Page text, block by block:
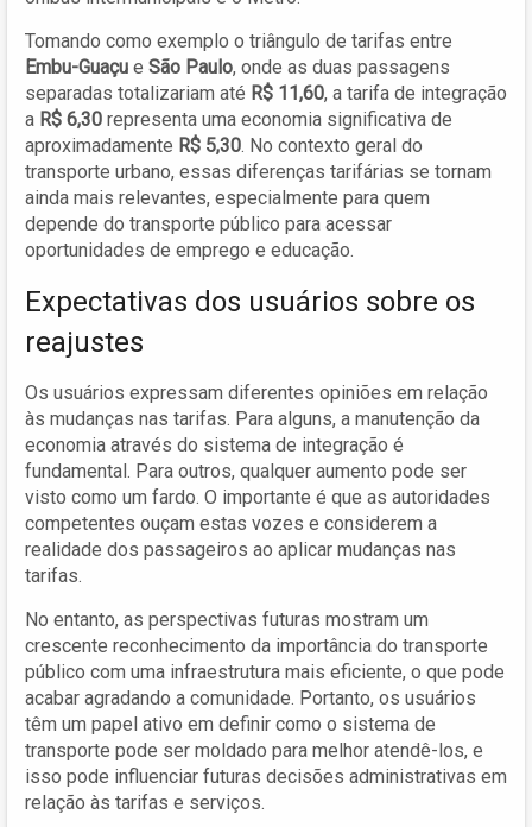
Tomando como exemplo o triângulo de tarifas entre
Embu-Guaçu e São Paulo, onde as duas passagens
separadas totalizariam até R$ 11,60, a tarifa de integração
a R$ 6,30 representa uma economia significativa de
aproximadamente R$ 5,30. No contexto geral do
transporte urbano, essas diferenças tarifárias se tornam
ainda mais relevantes, especialmente para quem
depende do transporte público para acessar
oportunidades de emprego e educação.
Expectativas dos usuários sobre os
reajustes
Os usuários expressam diferentes opiniões em relação
às mudanças nas tarifas. Para alguns, a manutenção da
economia através do sistema de integração é
fundamental. Para outros, qualquer aumento pode ser
visto como um fardo. O importante é que as autoridades
competentes ouçam estas vozes e considerem a
realidade dos passageiros ao aplicar mudanças nas
tarifas.
No entanto, as perspectivas futuras mostram um
crescente reconhecimento da importância do transporte
público com uma infraestrutura mais eficiente, o que pode
acabar agradando a comunidade. Portanto, os usuários
têm um papel ativo em definir como o sistema de
transporte pode ser moldado para melhor atendê-los, e
isso pode influenciar futuras decisões administrativas em
relação às tarifas e serviços.